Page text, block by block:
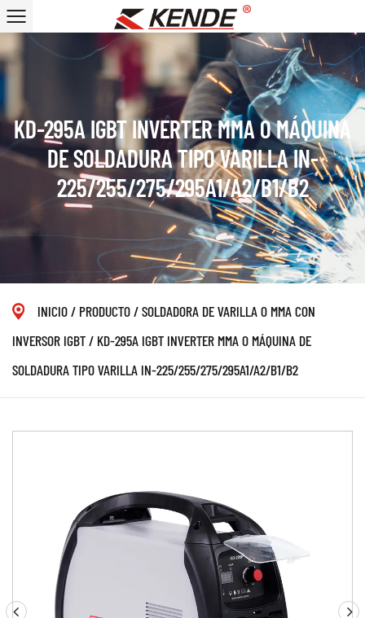
KD-295A IGBT INVERTER MMA O MÁQUINA
DE SOLDADURA TIPO VARILLA IN-
225/255/275/295A1/A2/B1/B2
INICIO/ PRODUCTO/SOLDADORA DE VARILLA O MMA CON
INVERSOR IGBT/ KD-295A IGBT INVERTER MMA O MÁQUINA DE
SOLDADURA TIPO VARILLA IN-225/255/275/295A1/A2/B1/B2